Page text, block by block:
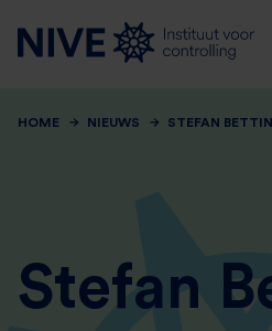
HOME NIEUWS STEFAN
Stefan